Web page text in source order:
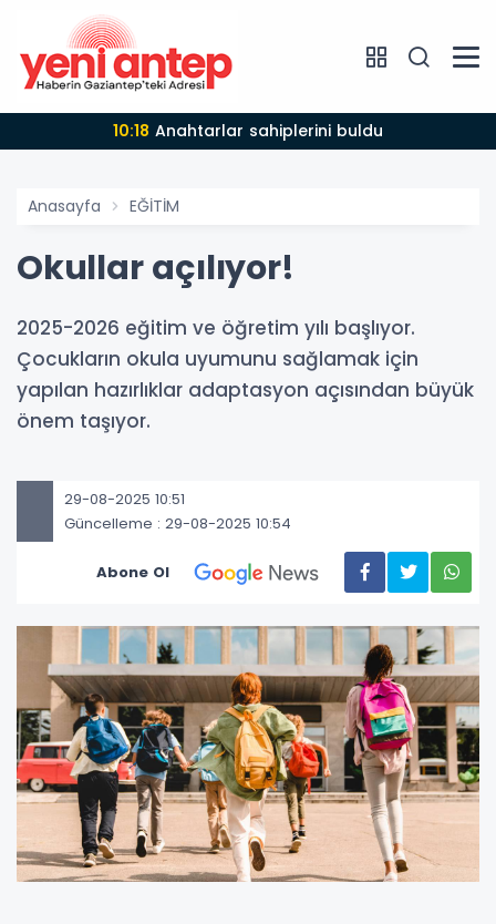
10:18 Anahtarlar sahiplerini buldu
Anasayfa EĞİTİM
Okullar açılıyor!
2025-2026 eğitim ve öğretim yılı başlıyor.
Çocukların okula uyumunu sağlamak için
yapılan hazırlıklar adaptasyon açısından büyük
önem taşıyor.
29-08-2025 10:51
Güncelleme : 29-08-2025 10:54
Abone Ol